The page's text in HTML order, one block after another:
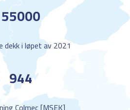
55000
dekk i løpet av 2021
944